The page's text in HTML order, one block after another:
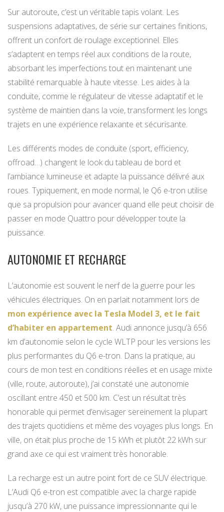
Sur autoroute, c’est un véritable tapis volant. Les
suspensions adaptatives, de série sur certaines finitions,
offrent un confort de roulage exceptionnel. Elles
s’adaptent en temps réel aux conditions de la route,
absorbant les imperfections tout en maintenant une
stabilité remarquable à haute vitesse. Les aides à la
conduite, comme le régulateur de vitesse adaptatif et le
système de maintien dans la voie, transforment les longs
trajets en une expérience relaxante et sécurisante.
Les différents modes de conduite (sport, efficiency,
offroad…) changent le look du tableau de bord et
l’ambiance lumineuse et adapte la puissance délivré aux
roues. Typiquement, en mode normal, le Q6 e-tron utilise
que sa propulsion pour avancer quand elle peut choisir de
passer en mode Quattro pour développer toute la
puissance.
AUTONOMIE ET RECHARGE
L’autonomie est souvent le nerf de la guerre pour les
véhicules électriques. On en parlait notamment lors de
mon expérience avec la Tesla Model 3, et le fait
d’habiter en appartement. Audi annonce jusqu’à 656
km d’autonomie selon le cycle WLTP pour les versions les
plus performantes du Q6 e-tron. Dans la pratique, au
cours de mon test en conditions réelles et en usage mixte
(ville, route, autoroute), j’ai constaté une autonomie
oscillant entre 450 et 500 km. C’est un résultat très
honorable qui permet d’envisager sereinement la plupart
des trajets quotidiens et même des voyages plus longs. En
ville, on était plus proche de 15 kWh et plutôt 22 kWh sur
grand axe ce qui est vraiment très honorable.
La recharge est un autre point fort de ce SUV électrique.
L’Audi Q6 e-tron est compatible avec la charge rapide
jusqu’à 270 kW, une puissance impressionnante qui le